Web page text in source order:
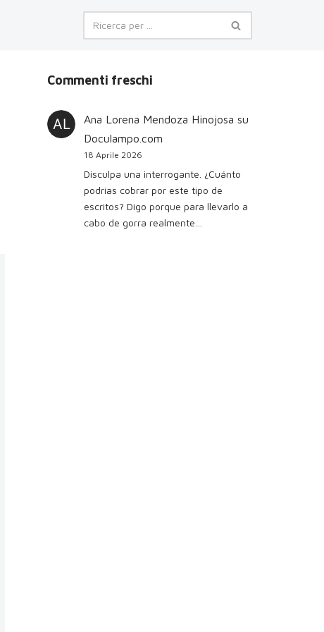
Commenti freschi
Ana Lorena Mendoza Hinojosa su
Doculampo.com
18 Aprile 2026
Disculpa una interrogante. ¿Cuánto
podrías cobrar por este tipo de
escritos? Digo porque para llevarlo a
cabo de gorra realmente…